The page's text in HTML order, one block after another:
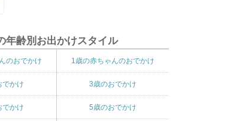
年齢別お出かけスタイル
のおでかけ 1歳の赤ちゃんのおでかけ
でかけ 3歳のおでかけ
でかけ 5歳のおでかけ